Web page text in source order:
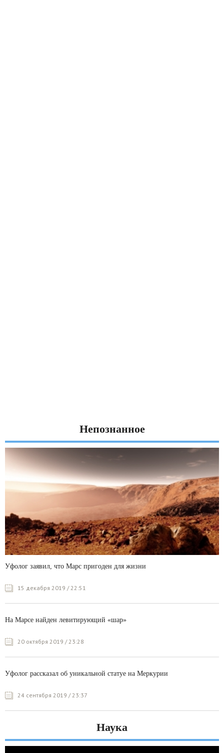
Непознанное
Уфолог заявил, что Марс пригоден для жизни
15 декабря 2019 / 22:51
На Марсе найден левитирующий «шар»
20 октября 2019 / 23:28
Уфолог рассказал об уникальной статуе на Меркурии
24 сентября 2019 / 23:37
Наука